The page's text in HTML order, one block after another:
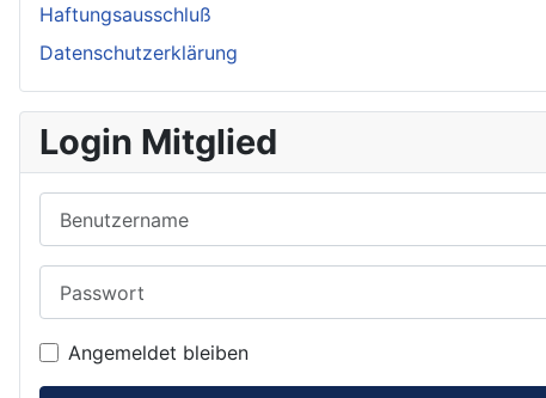
Haftungsausschluß
Datenschutzerklärung
Login Mitglied
Angemeldet bleiben